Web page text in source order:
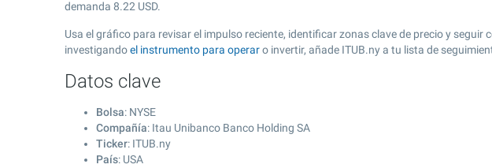
demanda 8.22 USD.
Usa el gráfico para revisar el impulso reciente, identificar zonas clave de precio y
investigandoel instrumento para operaro invertir, añade ITUB.ny a tu lista de
Datos clave
Bolsa: NYSE
Compañía: Itau Unibanco Banco Holding SA
Ticker: ITUB.ny
País: USA